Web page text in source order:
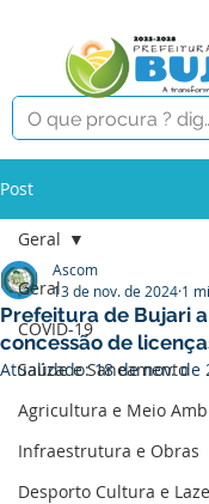
Post
Geral
COVID-19
Saúde e Saneamento
Agricultura e Meio
Infraestrutura e Obras
Desporto Cultura e
Geral
Prefeitura de Bujari
concessão de
Ascom
13 de nov. de 2024 1
Atualizado:18 de nov. de